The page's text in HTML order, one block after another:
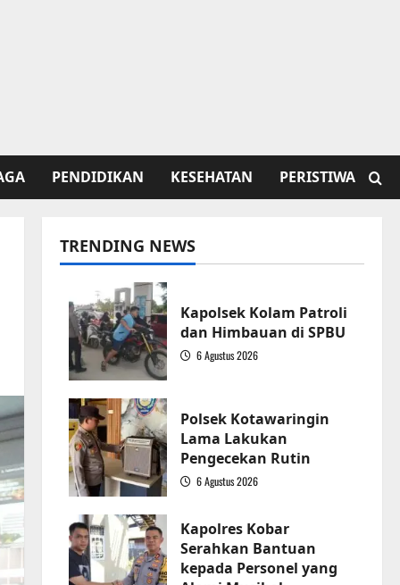
PENDIDIKAN KESEHATAN PERISTIWA
TRENDING NEWS
Kapolsek Kolam Patroli
dan Himbauan di SPBU
6 Agustus 2026
Polsek Kotawaringin
Lama Lakukan
Pengecekan Rutin
6 Agustus 2026
Kapolres Kobar
Serahkan Bantuan
kepada Personel yang